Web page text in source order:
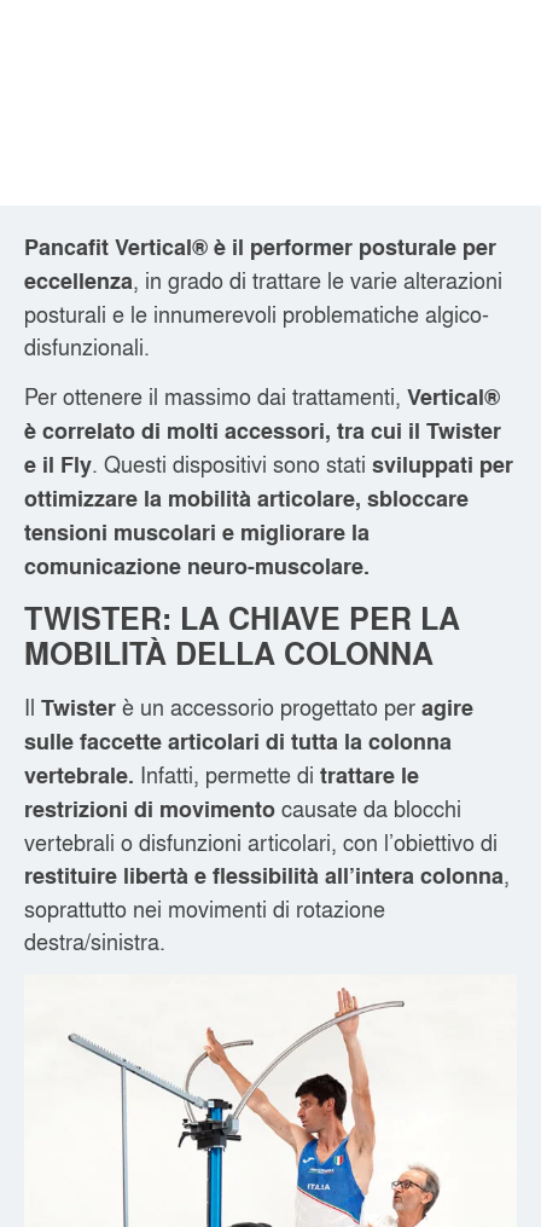
Pancafit Vertical® è il performer posturale per
eccellenza, in grado di trattare le varie alterazioni
posturali e le innumerevoli problematiche algico-
disfunzionali.
Per ottenere il massimo dai trattamenti, Vertical®
è correlato di molti accessori, tra cui il Twister
e il Fly. Questi dispositivi sono stati sviluppati per
ottimizzare la mobilità articolare, sbloccare
tensioni muscolari e migliorare la
comunicazione neuro-muscolare.
TWISTER: LA CHIAVE PER LA
MOBILITÀ DELLA COLONNA
Il Twisterè un accessorio progettato peragire
sulle faccette articolari di tutta la colonna
vertebrale. Infatti, permette di trattare le
restrizioni di movimentocausate da blocchi
vertebrali o disfunzioni articolari, con l’obiettivo di
restituire libertà e flessibilità all’intera colonna,
soprattutto nei movimenti di rotazione
destra/sinistra.